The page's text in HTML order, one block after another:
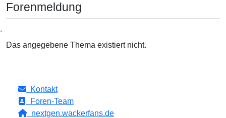
Forenmeldung
.
Das angegebene Thema existiert nicht.
Kontakt
Foren-Team
nextgen.wackerfans.de